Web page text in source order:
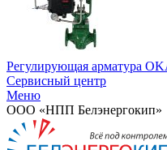
Регулирующая арматура
Сервисный центр
Меню
ООО «НПП Белэнергокип»